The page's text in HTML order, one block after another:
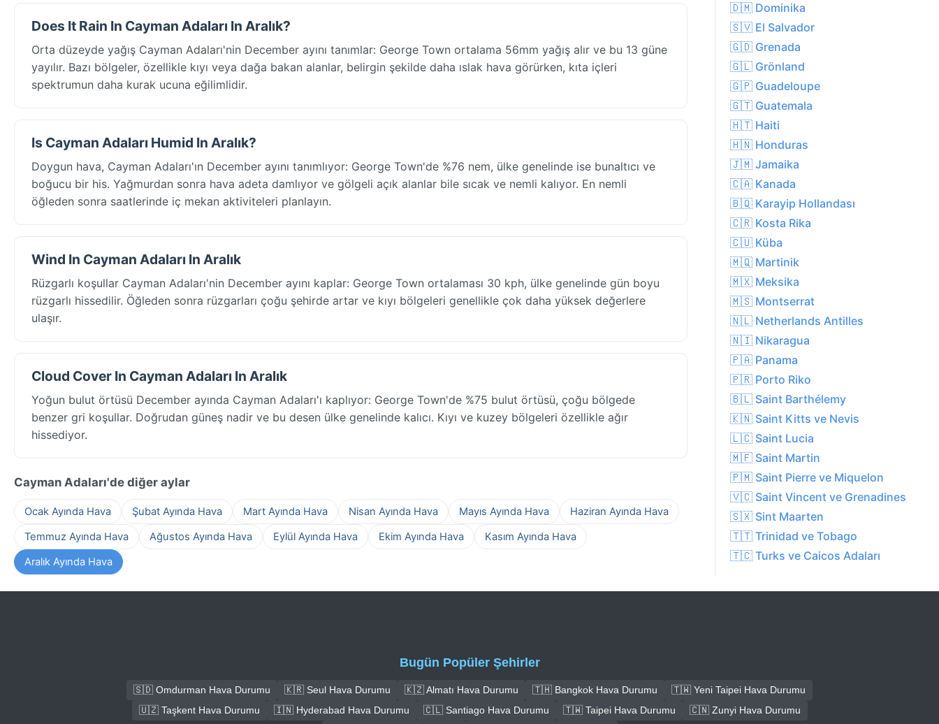
Does It Rain In Cayman Adaları In Aralık?
Orta düzeyde yağış Cayman Adaları'nin December ayını tanımlar: George Town ortalama 56mm yağış alır ve bu 13 güne
yayılır. Bazı bölgeler, özellikle kıyı veya dağa bakan alanlar, belirgin şekilde daha ıslak hava görürken, kıta içleri
spektrumun daha kurak ucuna eğilimlidir.
Is Cayman Adaları Humid In Aralık?
Doygun hava, Cayman Adaları'ın December ayını tanımlıyor: George Town'de %76 nem, ülke genelinde ise bunaltıcı ve
boğucu bir his. Yağmurdan sonra hava adeta damlıyor ve gölgeli açık alanlar bile sıcak ve nemli kalıyor. En nemli
öğleden sonra saatlerinde iç mekan aktiviteleri planlayın.
Wind In Cayman Adaları In Aralık
Rüzgarlı koşullar Cayman Adaları'nin December ayını kaplar: George Town ortalaması 30 kph, ülke genelinde gün boyu
rüzgarlı hissedilir. Öğleden sonra rüzgarları çoğu şehirde artar ve kıyı bölgeleri genellikle çok daha yüksek değerlere
ulaşır.
Cloud Cover In Cayman Adaları In Aralık
Yoğun bulut örtüsü December ayında Cayman Adaları'ı kaplıyor: George Town'de %75 bulut örtüsü, çoğu bölgede
benzer gri koşullar. Doğrudan güneş nadir ve bu desen ülke genelinde kalıcı. Kıyı ve kuzey bölgeleri özellikle ağır
hissediyor.
Cayman Adaları'de diğer aylar
Ocak Ayında Hava Şubat Ayında Hava Mart Ayında Hava Nisan Ayında Hava Mayıs Ayında Hava
Haziran Ayında Hava
Temmuz Ayında Hava
Ağustos Ayında Hava Eylül Ayında Hava Ekim Ayında Hava
Kasım Ayında Hava
Aralık Ayında Hava
🇩🇲 Dominika
🇸🇻 El Salvador
🇬🇩 Grenada
🇬🇱 Grönland
🇬🇵 Guadeloupe
🇬🇹 Guatemala
🇭🇹 Haiti
🇭🇳 Honduras
🇯🇲 Jamaika
🇨🇦 Kanada
🇧🇶 Karayip Hollandası
🇨🇷 Kosta Rika
🇨🇺 Küba
🇲🇶 Martinik
🇲🇽 Meksika
🇲🇸 Montserrat
🇳🇱 Netherlands Antilles
🇳🇮 Nikaragua
🇵🇦 Panama
🇵🇷 Porto Riko
🇧🇱 Saint Barthélemy
🇰🇳 Saint Kitts ve Nevis
🇱🇨 Saint Lucia
🇲🇫 Saint Martin
🇵🇲 Saint Pierre ve Miquelon
🇻🇨 Saint Vincent ve Grenadines
🇸🇽 Sint Maarten
🇹🇹 Trinidad ve Tobago
🇹🇨 Turks ve Caicos Adaları
Bugün Popüler Şehirler
🇸🇩 Omdurman Hava Durumu 🇰🇷 Seul Hava Durumu 🇰🇿 Almatı Hava Durumu 🇹🇭 Bangkok Hava Durumu
🇹🇼 Yeni Taipei Hava Durumu
🇺🇿 Taşkent Hava Durumu
🇮🇳 Hyderabad Hava Durumu 🇨🇱 Santiago Hava Durumu 🇹🇼 Taipei Hava Durumu
🇨🇳 Zunyi Hava Durumu